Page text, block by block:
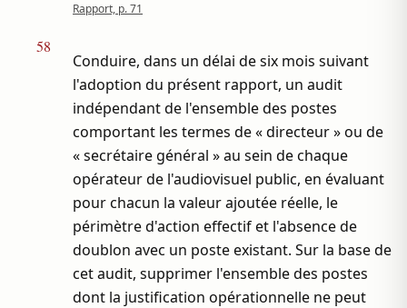
Rapport, p. 71
58
Conduire, dans un délai de six mois suivant
l'adoption du présent rapport, un audit
indépendant de l'ensemble des postes
comportant les termes de « directeur » ou de
« secrétaire général » au sein de chaque
opérateur de l'audiovisuel public, en évaluant
pour chacun la valeur ajoutée réelle, le
périmètre d'action effectif et l'absence de
doublon avec un poste existant. Sur la base de
cet audit, supprimer l'ensemble des postes
dont la justification opérationnelle ne peut